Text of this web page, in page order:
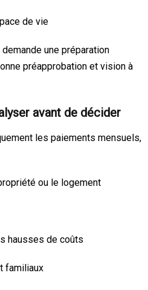
de vie
une préparation
préapprobation et vision à
avant de décider
les paiements mensuels,
ou le logement
hausses de coûts
familiaux